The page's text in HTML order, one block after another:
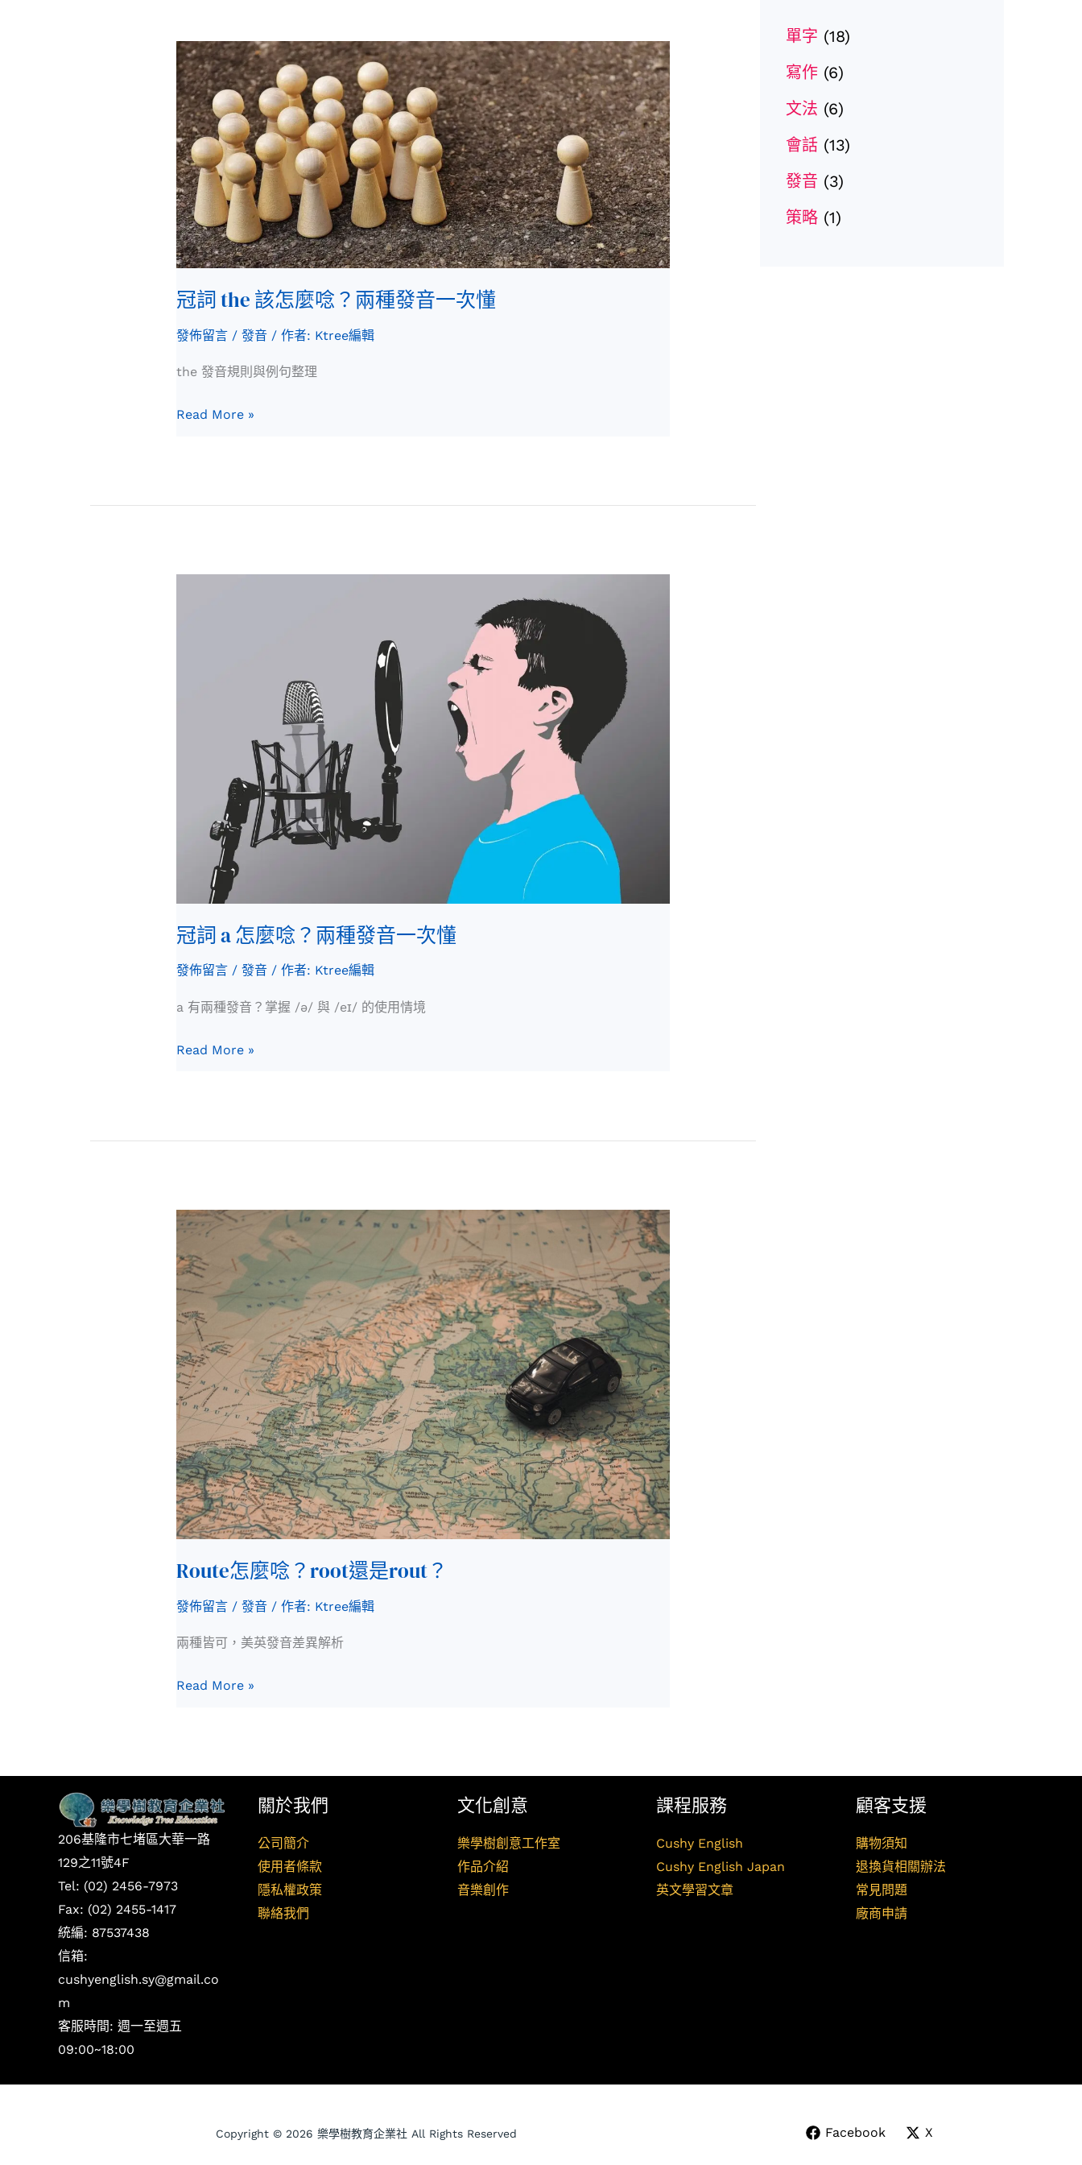
冠詞 the 該怎麼唸？兩種發音一次懂
發佈留言 / 發音/ 作者: Ktree編輯
the 發音規則與例句整理
冠
詞
the
該
怎
麼
唸？
兩
種
發
一
次
Read More »
冠詞 a 怎麼唸？兩種發音一次懂
發佈留言 / 發音/ 作者: Ktree編輯
a 有兩種發音？掌握 /ə/ 與 /eɪ/ 的使用情境
Read More »
Route怎麼唸？root還是rout？
發佈留言 / 發音/ 作者: Ktree編輯
兩種皆可，美英發音差異解析
Route
麼
唸？
root
還
是
rout？
Read More »
單字 (18)
寫作(6)
文法 (6)
會話(13)
發音 (3)
策略(1)
206基隆市七堵區大華一路
129之11號4F
Tel: (02) 2456-7973
Fax: (02) 2455-1417
統編: 87537438
信箱:
cushyenglish.sy@gmail.co
m
客服時間: 週一至週五
09:00~18:00
關於我們
公司簡介
使用者條款
隱私權政策
聯絡我們
文化創意
樂學樹創意工作室
作品介紹
音樂創作
課程服務
Cushy English
Cushy English Japan
英文學習文章
顧客支援
購物須知
退換貨相關辦法
常見問題
廠商申請
Copyright © 2026 樂學樹教育企業社 All Rights Reserved Facebook X